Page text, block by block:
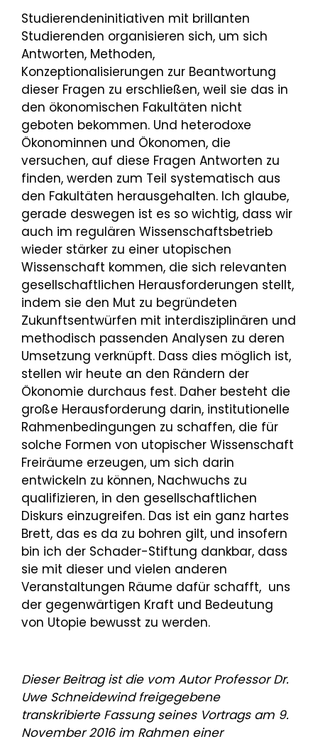
Studierendeninitiativen mit brillanten
Studierenden organisieren sich, um sich
Antworten, Methoden,
Konzeptionalisierungen zur Beantwortung
dieser Fragen zu erschließen, weil sie das in
den ökonomischen Fakultäten nicht
geboten bekommen. Und heterodoxe
Ökonominnen und Ökonomen, die
versuchen, auf diese Fragen Antworten zu
finden, werden zum Teil systematisch aus
den Fakultäten herausgehalten. Ich glaube,
gerade deswegen ist es so wichtig, dass wir
auch im regulären Wissenschaftsbetrieb
wieder stärker zu einer utopischen
Wissenschaft kommen, die sich relevanten
gesellschaftlichen Herausforderungen stellt,
indem sie den Mut zu begründeten
Zukunftsentwürfen mit interdisziplinären und
methodisch passenden Analysen zu deren
Umsetzung verknüpft. Dass dies möglich ist,
stellen wir heute an den Rändern der
Ökonomie durchaus fest. Daher besteht die
große Herausforderung darin, institutionelle
Rahmenbedingungen zu schaffen, die für
solche Formen von utopischer Wissenschaft
Freiräume erzeugen, um sich darin
entwickeln zu können, Nachwuchs zu
qualifizieren, in den gesellschaftlichen
Diskurs einzugreifen. Das ist ein ganz hartes
Brett, das es da zu bohren gilt, und insofern
bin ich der Schader-Stiftung dankbar, dass
sie mit dieser und vielen anderen
Veranstaltungen Räume dafür schafft, uns
der gegenwärtigen Kraft und Bedeutung
von Utopie bewusst zu werden.
Dieser Beitrag ist die vom Autor Professor Dr.
Uwe Schneidewind freigegebene
transkribierte Fassung seines Vortrags am 9.
November 2016 im Rahmen einer